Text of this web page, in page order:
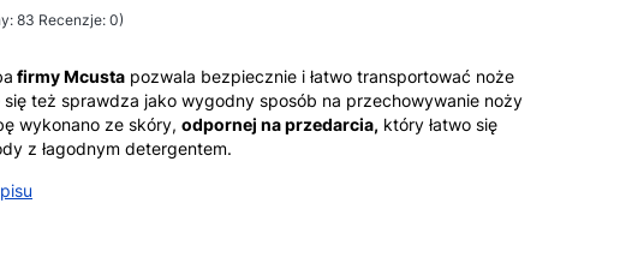
83 Recenzje: 0)
firmy Mcusta pozwala bezpiecznie i łatwo transportować noże
się też sprawdza jako wygodny sposób na przechowywanie noży
wykonano ze skóry, odpornej na przedarcia, który łatwo się
z łagodnym detergentem.